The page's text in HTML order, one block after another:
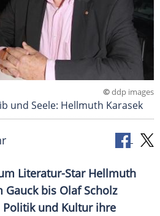
©ddp images
und Seele: Hellmuth Karasek
Literatur-Star Hellmuth
Gauck bis Olaf Scholz
und Kultur ihre